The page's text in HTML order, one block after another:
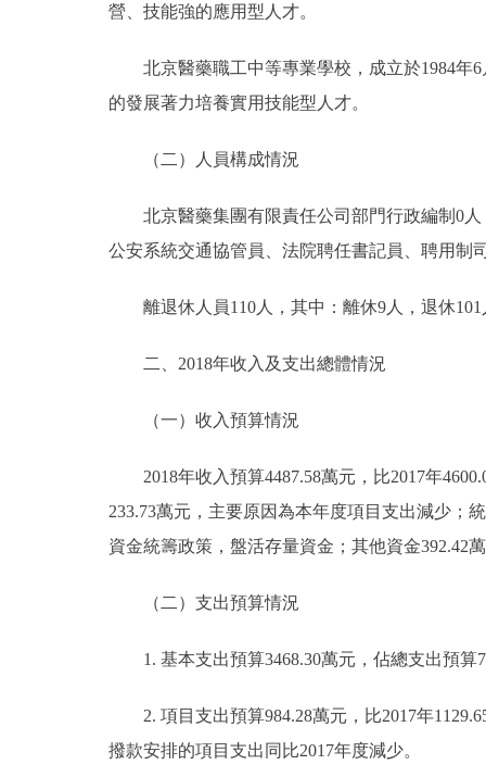
仲介服務
政民互動
12345網上接訴即辦
ENGLISH
ITALIANO
營、技能強的應用型人才。
北京醫藥職工中等專業學校，成立於1984年6
的發展著力培養實用技能型人才。
（二）人員構成情況
北京醫藥集團有限責任公司部門行政編制0人
公安系統交通協管員、法院聘任書記員、聘用制
離退休人員110人，其中：離休9人，退休101
二、2018年收入及支出總體情況
（一）收入預算情況
2018年收入預算4487.58萬元，比2017年
233.73萬元，主要原因為本年度項目支出減少；
資金統籌政策，盤活存量資金；其他資金392.42
（二）支出預算情況
1. 基本支出預算3468.30萬元，佔總支出預算
2. 項目支出預算984.28萬元，比2017年
撥款安排的項目支出同比2017年度減少。